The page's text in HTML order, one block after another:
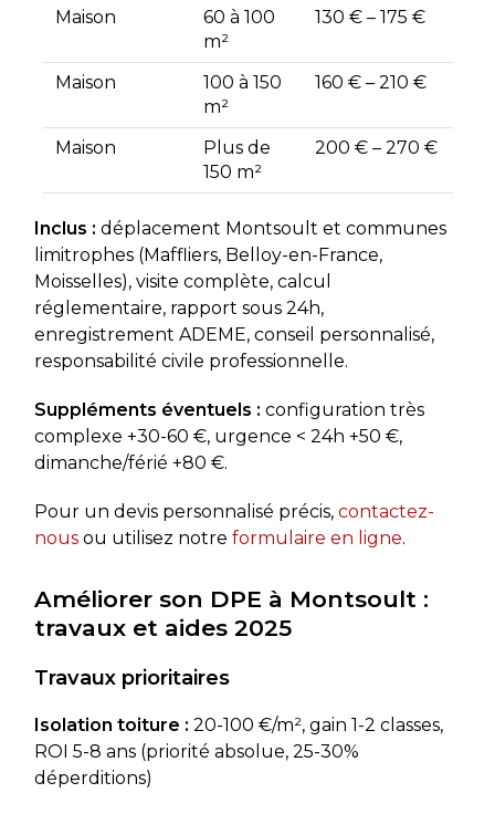
Maison
60 à 100
m²
130 € – 175 €
Maison
100 à 150
m²
160 € – 210 €
Maison
Plus de
150 m²
200 € – 270 €
Inclus : déplacement Montsoult et communes
limitrophes (Maffliers, Belloy-en-France,
Moisselles), visite complète, calcul
réglementaire, rapport sous 24h,
enregistrement ADEME, conseil personnalisé,
responsabilité civile professionnelle.
Suppléments éventuels : configuration très
complexe +30-60 €, urgence < 24h +50 €,
dimanche/férié +80 €.
Pour un devis personnalisé précis, contactez-
nousou utilisez notre formulaire en ligne.
Améliorer son DPE à Montsoult :
travaux et aides 2025
Travaux prioritaires
Isolation toiture : 20-100 €/m², gain 1-2 classes,
ROI 5-8 ans (priorité absolue, 25-30%
déperditions)